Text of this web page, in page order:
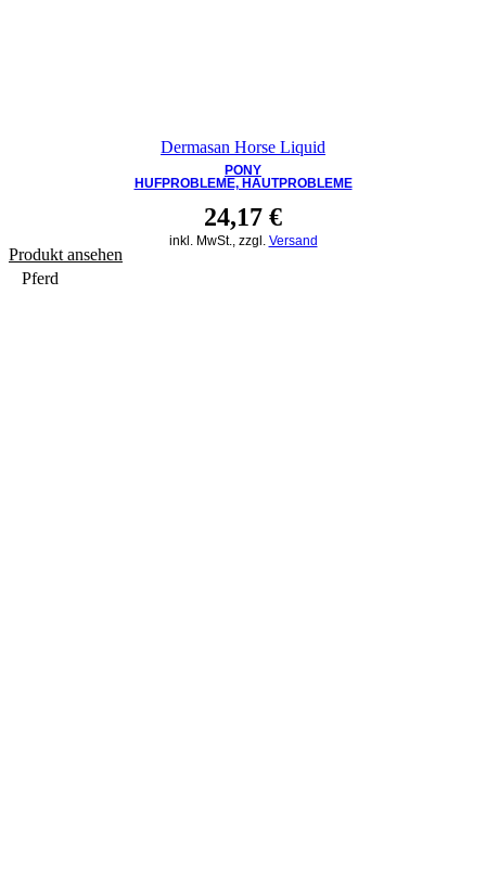
Dermasan Horse Liquid
PONY
HUFPROBLEME, HAUTPROBLEME
24,17 €
inkl. MwSt., zzgl. Versand
Produkt ansehen
Pferd